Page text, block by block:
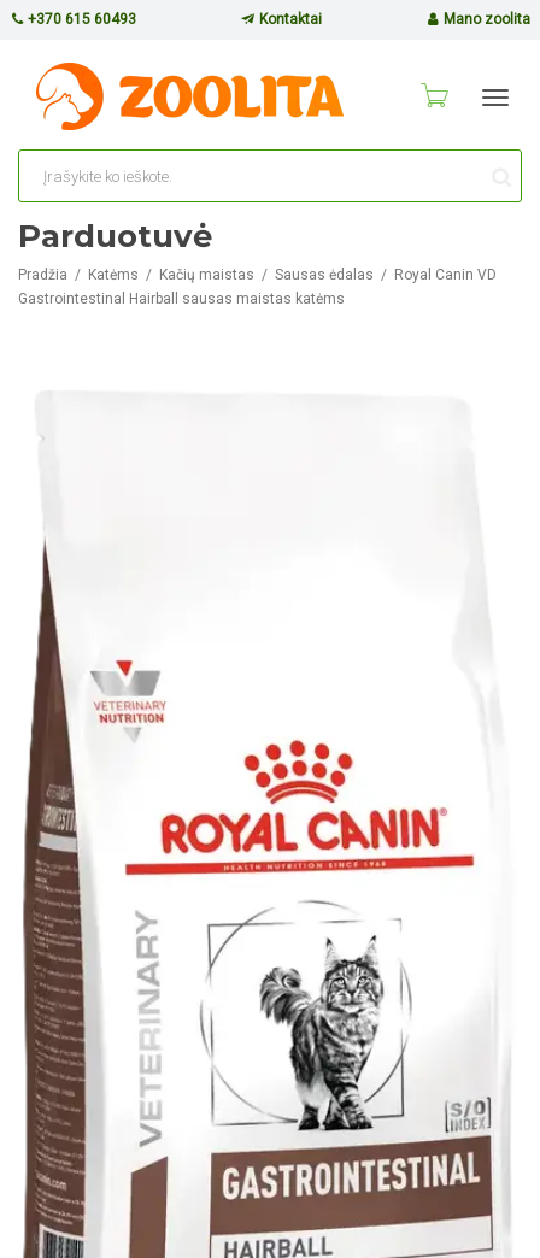
+370 615 60493 Kontaktai Mano zoolita
Parduotuvė
Pradžia Katėms Kačių maistas Sausas ėdalas
Royal Canin VD
Gastrointestinal Hairball sausas maistas katėms